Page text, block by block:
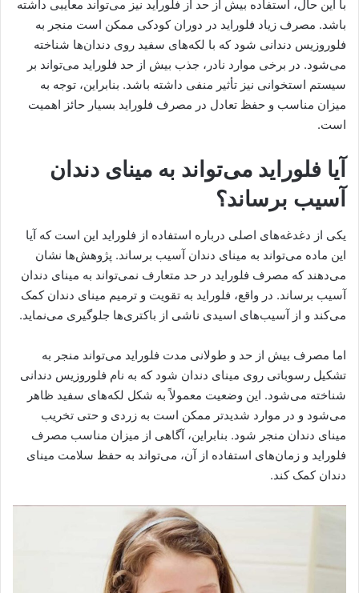
با این حال، استفاده بیش از حد از فلوراید نیز می‌تواند معایبی داشته
باشد. مصرف زیاد فلوراید در دوران کودکی ممکن است منجر به
فلوروزیس دندانی شود که با لکه‌های سفید روی دندان‌ها شناخته
می‌شود. در برخی موارد نادر، جذب بیش از حد فلوراید می‌تواند بر
سیستم استخوانی نیز تأثیر منفی داشته باشد. بنابراین، توجه به
میزان مناسب و حفظ تعادل در مصرف فلوراید بسیار حائز اهمیت
است.
آیا فلوراید می‌تواند به مینای دندان
آسیب برساند؟
یکی از دغدغه‌های اصلی درباره استفاده از فلوراید این است که آیا
این ماده می‌تواند به مینای دندان آسیب برساند. پژوهش‌ها نشان
می‌دهند که مصرف فلوراید در حد متعارف نمی‌تواند به مینای دندان
آسیب برساند. در واقع، فلوراید به تقویت و ترمیم مینای دندان کمک
می‌کند و از آسیب‌های اسیدی ناشی از باکتری‌ها جلوگیری می‌نماید.
اما مصرف بیش از حد و طولانی مدت فلوراید می‌تواند منجر به
تشکیل رسوباتی روی مینای دندان شود که به نام فلوروزیس دندانی
شناخته می‌شود. این وضعیت معمولاً به شکل لکه‌های سفید ظاهر
می‌شود و در موارد شدیدتر ممکن است به زردی و حتی تخریب
مینای دندان منجر شود. بنابراین، آگاهی از میزان مناسب مصرف
فلوراید و زمان‌های استفاده از آن، می‌تواند به حفظ سلامت مینای
دندان کمک کند.